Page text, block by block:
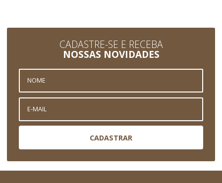
CADASTRE-SE E RECEBA
NOSSAS NOVIDADES
CADASTRAR